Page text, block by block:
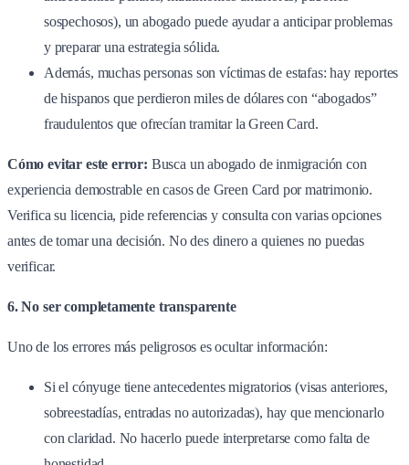
sospechosos), un abogado puede ayudar a anticipar problemas
y preparar una estrategia sólida.
Además, muchas personas son víctimas de estafas: hay reportes
de hispanos que perdieron miles de dólares con “abogados”
fraudulentos que ofrecían tramitar la Green Card.
Cómo evitar este error: Busca un abogado de inmigración con
experiencia demostrable en casos de Green Card por matrimonio.
Verifica su licencia, pide referencias y consulta con varias opciones
antes de tomar una decisión. No des dinero a quienes no puedas
verificar.
6. No ser completamente transparente
Uno de los errores más peligrosos es ocultar información:
Si el cónyuge tiene antecedentes migratorios (visas anteriores,
sobreestadías, entradas no autorizadas), hay que mencionarlo
con claridad. No hacerlo puede interpretarse como falta de